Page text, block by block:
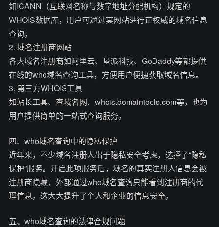
如ICANN（互联网名称与数字地址分配机构）规定的
WHOIS数据库，用户可通过其网站进行正权威的域名信息
查询。
2. 域名注册商网站
各大域名注册商如阿里云、垦派科技、GoDaddy等都提供
在线的who域名查询工具，方便用户便捷获取域名信息。
3. 第三方WHOIS工具
如站长工具、查域名网、whois.domaintools.com等，也为
用户提供简单的一站式查询服务。
四、who域名查询中的隐私保护
近年来，不少域名注册人出于隐私安全考虑，选择了“隐私
保护”服务。开启此项服务后，域名的真实注册人信息会被
注册商隐藏，外部通过who域名查询只能看到注册商的代
理信息。这大大提升了个人和企业的信息安全。
五、who域名查询的法律合规问题